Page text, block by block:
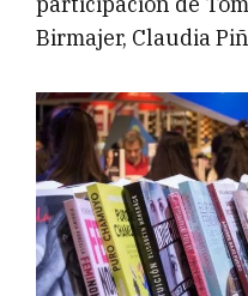
Birmajer, Claudia